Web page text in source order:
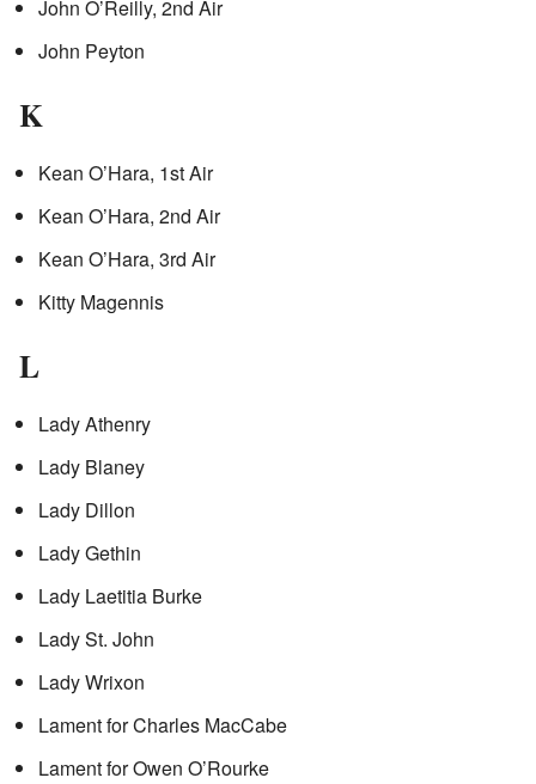
John O’Reilly, 2nd Air
John Peyton
K
Kean O’Hara, 1st Air
Kean O’Hara, 2nd Air
Kean O’Hara, 3rd Air
Kitty Magennis
L
Lady Athenry
Lady Blaney
Lady Dillon
Lady Gethin
Lady Laetitia Burke
Lady St. John
Lady Wrixon
Lament for Charles MacCabe
Lament for Owen O’Rourke